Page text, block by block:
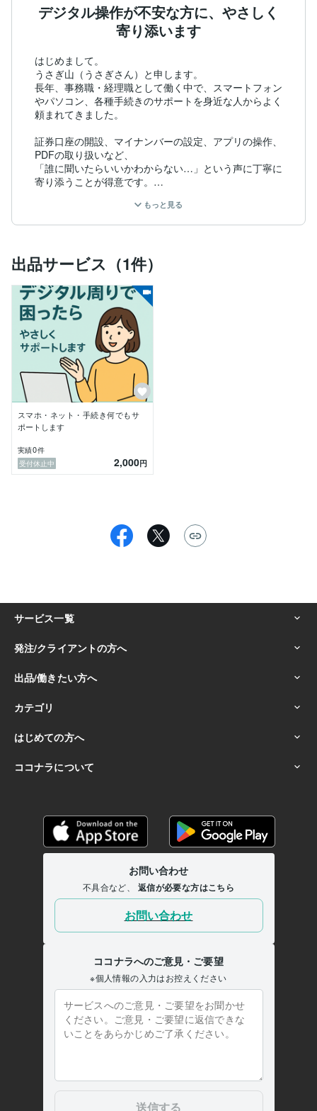
デジタル操作が不安な方に、やさしく
寄り添います
はじめまして。
うさぎ山（うさぎさん）と申します。
長年、事務職・経理職として働く中で、スマートフォン
やパソコン、各種手続きのサポートを身近な人からよく
頼まれてきました。
証券口座の開設、マイナンバーの設定、アプリの操作、
PDFの取り扱いなど、
「誰に聞いたらいいかわからない…」という声に丁寧に
寄り添うことが得意です。
自分では当たり前に感じていた「調べる力」「手順を整
理して伝える力」や「粘り強く取り組む姿勢」が、
デジタルに苦手意識がある方にも、安心してご相談いた
だけるよう、
わかりやすく・落ち着いたサポートを心がけています。
初めての方も、お気軽にメッセージください。
できる限り事前に調べたうえで、誠実に対応させていた
だきます。
もっと見る
出品サービス（1件）
スマホ・ネット・手続き何でもサ
ポートします
実績0件
受付休止中
2,000円